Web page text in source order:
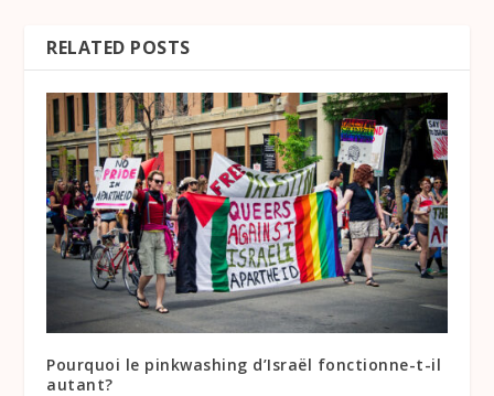
RELATED POSTS
Pourquoi le pinkwashing d’Israël fonctionne-t-il
autant?